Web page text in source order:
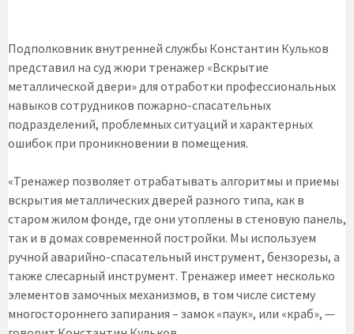
Подполковник внутренней службы Константин Кульков
представил на суд жюри тренажер «Вскрытие
металлической двери» для отработки профессиональных
навыков сотрудников пожарно-спасательных
подразделений, проблемных ситуаций и характерных
ошибок при проникновении в помещения.
«Тренажер позволяет отрабатывать алгоритмы и приемы
вскрытия металлических дверей разного типа, как в
старом жилом фонде, где они утоплены в стеновую панель,
так и в домах современной постройки. Мы используем
ручной аварийно-спасательный инструмент, бензорезы, а
также слесарный инструмент. Тренажер имеет несколько
элементов замочных механизмов, в том числе систему
многостороннего запирания – замок «паук», или «краб», —